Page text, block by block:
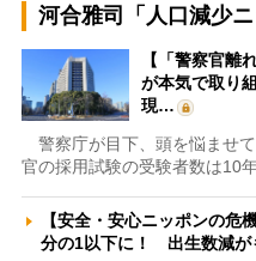
河合雅司「人口減少ニ
【「警察官離
が本気で取り
現…
警察庁が目下、頭を悩ませ
官の採用試験の受験者数は10
【安全・安心ニッポンの危
分の1以下に！ 出生数減